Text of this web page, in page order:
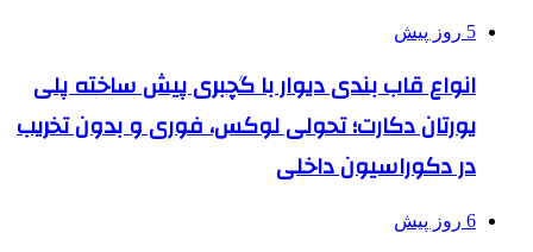
5 روز پیش
انواع قاب بندی دیوار با گچبری پیش ساخته پلی
یورتان دکارت؛ تحولی لوکس، فوری و بدون تخریب
در دکوراسیون داخلی
6 روز پیش